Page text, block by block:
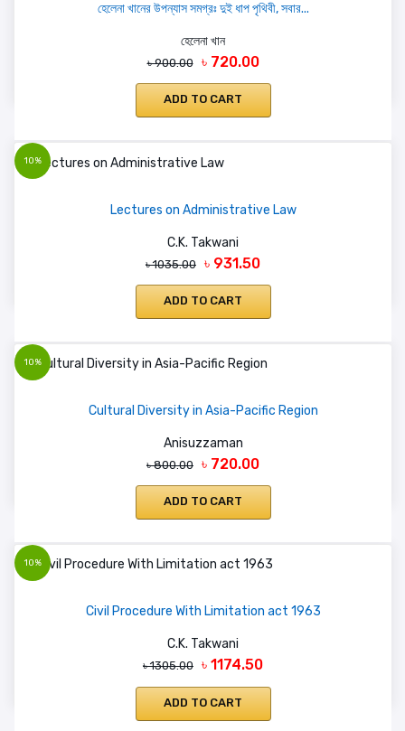
হেলেনা খানের উপন্যাস সমগ্রঃ দুই ধাপ পৃথিবী, সবার...
হেলেনা খান
৳ 900.00 ৳ 720.00
ADD TO CART
10%
Lectures on Administrative Law
C.K. Takwani
৳ 1035.00 ৳ 931.50
ADD TO CART
10%
Cultural Diversity in Asia-Pacific Region
Anisuzzaman
৳ 800.00 ৳ 720.00
ADD TO CART
10%
Civil Procedure With Limitation act 1963
C.K. Takwani
৳ 1305.00 ৳ 1174.50
ADD TO CART